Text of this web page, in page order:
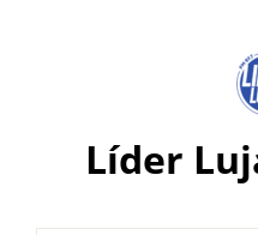
Líder